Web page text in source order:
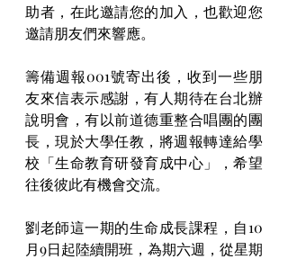
助者，在此邀請您的加入，也歡迎您
邀請朋友們來響應。
籌備週報001號寄出後，收到一些朋
友來信表示感謝，有人期待在台北辦
說明會，有以前道德重整合唱團的團
長，現於大學任教，將週報轉達給學
校「生命教育研發育成中心」，希望
往後彼此有機會交流。
劉老師這一期的生命成長課程，自10
月9日起陸續開班，為期六週，從星期